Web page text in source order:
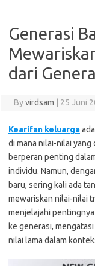
Generasi
dari
Byvirdsam 25 Juni
Kearifan keluarga
di mana nilai-nilai
berperan penting
individu. Namun,
baru, sering kali ada
mewariskan nilai-nilai
menjelajahi
ke generasi,
nilai lama dalam